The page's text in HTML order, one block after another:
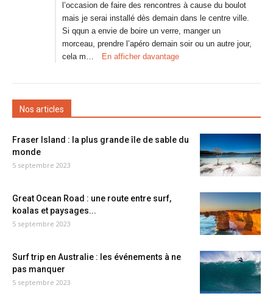
l’occasion de faire des rencontres à cause du boulot
mais je serai installé dès demain dans le centre ville.
Si qqun a envie de boire un verre, manger un
morceau, prendre l’apéro demain soir ou un autre jour,
cela m…
En afficher davantage
Nos articles
Fraser Island : la plus grande île de sable du
monde
5 septembre 2023
Great Ocean Road : une route entre surf,
koalas et paysages...
5 septembre 2023
Surf trip en Australie : les événements à ne
pas manquer
5 septembre 2023